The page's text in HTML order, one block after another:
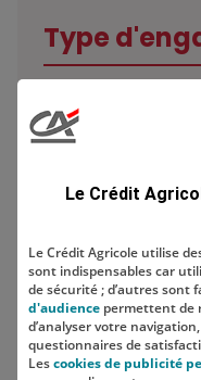
Type
Le Crédit
Le Crédit Agricole utilise
sont indispensables car
de sécurité ; d’autres sont
d'audience permettent de
d’analyser votre
questionnaires de
Lescookies de publicité